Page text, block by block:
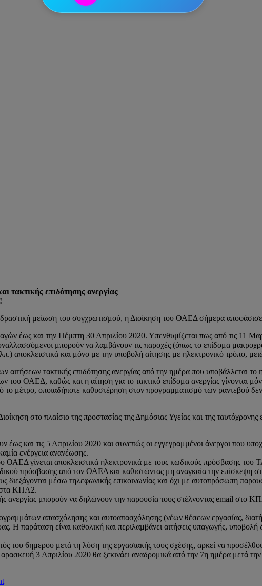
τακτικής επιδότησης ανεργίας
μείωση του συγχρωτισμού, η Διοίκηση του ΟΑΕΔ σήμερα
έως και την Πέμπτη 30 Απριλίου 2020. Υπενθυμίζεται πως από τις 11
μπορούν να λαμβάνουν τις παροχές (όπως το επίδομα
αποκλειστικά και μόνο με την υποβολή αίτησης με ηλεκτρονικό τρόπο,
τακτικής επιδότησης ανεργίας από την ημέρα που υποβάλλεται το
του ΟΑΕΔ, καθώς και η αίτηση για το τακτικό επίδομα ανεργίας γίνονται
οποιαδήποτε καθυστέρηση στον προγραμματισμό των ραντεβού δεν
στο πλαίσιο της προστασίας της Δημόσιας Υγείας και της
έως και τις 5 Απριλίου 2020 και συνεπώς οι εγγεγραμμένοι άνεργοι που
ενέργεια ανανέωσης.
ΟΑΕΔ γίνεται αποκλειστικά ηλεκτρονικά με τους κωδικούς πρόσβασης του
πρόσβασης από τον ΟΑΕΔ και καθιστώντας μη αναγκαία την επίσκεψη
διεξάγονται μέσω τηλεφωνικής επικοινωνίας και όχι με αυτοπρόσωπη
στα ΚΠΑ2.
ανεργίας μπορούν να δηλώνουν την παρουσία τους στέλνοντας email στο
απασχόλησης και αυτοαπασχόλησης (νέων θέσεων εργασίας,
Η παράταση είναι καθολική και περιλαμβάνει αιτήσεις υπαγωγής,
του 6ημερου μετά τη λύση της εργασιακής τους σχέσης, αρκεί να
3 Απριλίου 2020 θα ξεκινάει αναδρομικά από την 7η ημέρα μετά